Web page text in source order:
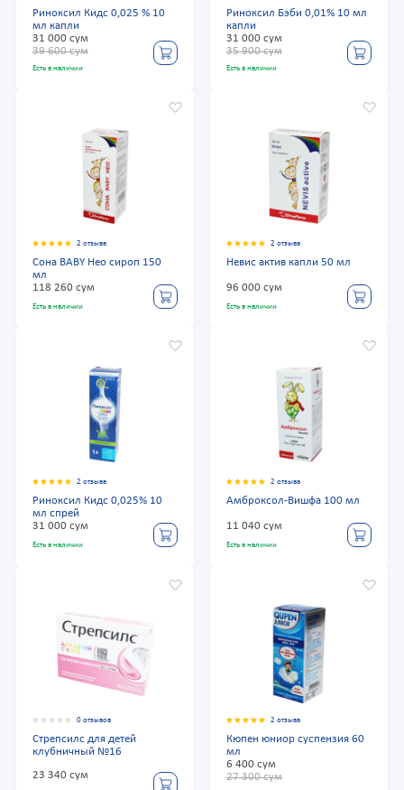
Риноксил Кидс 0,025 % 10
мл капли
31 000 сум
39 600 сум
Есть в наличии
Риноксил Бэби 0,01% 10 мл
капли
31 000 сум
35 900 сум
Есть в наличии
2 отзыва
Сона BABY Нео сироп 150
мл
118 260 сум
Есть в наличии
2 отзыва
Невис актив капли 50 мл
96 000 сум
Есть в наличии
2 отзыва
Риноксил Кидс 0,025% 10
мл спрей
31 000 сум
Есть в наличии
2 отзыва
Амброксол-Вишфа 100 мл
11 040 сум
Есть в наличии
0 отзывов
Стрепсилс для детей
клубничный №16
23 340 сум
2 отзыва
Кюпен юниор суспензия 60
мл
6 400 сум
27 300 сум